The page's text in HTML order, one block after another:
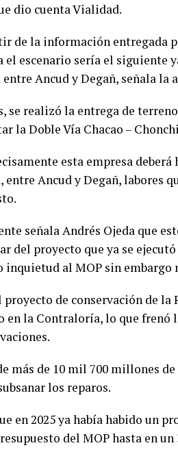
dio cuenta Vialidad.
de la información entregada
el escenario sería el siguiente
Ancud y Degañ, señala la
se realizó la entrega de
la Doble Vía Chacao –
esta empresa
entre Ancud y Degañ, labores
señala Andrés Ojeda que
del proyecto que ya se
inquietud al MOP sin embargo
proyecto de conservación de
la Contraloría, lo que frenó
más de 10 mil 700 millones
los reparos.
en 2025 ya había habido un
del MOP hasta en un